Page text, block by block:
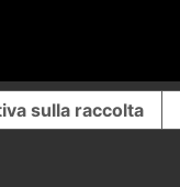
sulla raccolta